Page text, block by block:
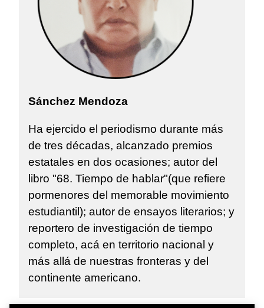
Sánchez Mendoza
Ha ejercido el periodismo durante más
de tres décadas, alcanzado premios
estatales en dos ocasiones; autor del
libro "68. Tiempo de hablar"(que refiere
pormenores del memorable movimiento
estudiantil); autor de ensayos literarios; y
reportero de investigación de tiempo
completo, acá en territorio nacional y
más allá de nuestras fronteras y del
continente americano.